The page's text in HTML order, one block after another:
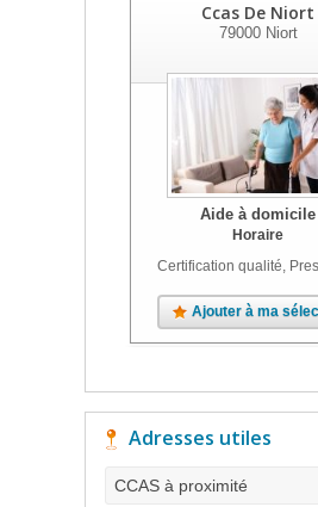
Ccas De Niort
79000Niort
Aide à domicile
Horaire
Certification qualité,
Ajouter à ma
Adresses utiles
CCAS à proximité